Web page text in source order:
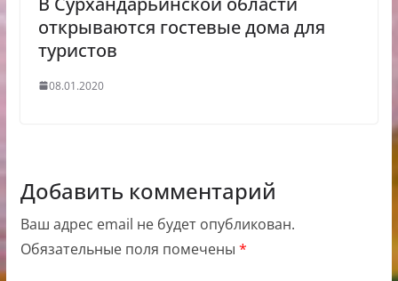
открываются гостевые дома для
туристов
08.01.2020
Добавить комментарий
Ваш адрес email не будет опубликован.
Обязательные поля помечены *